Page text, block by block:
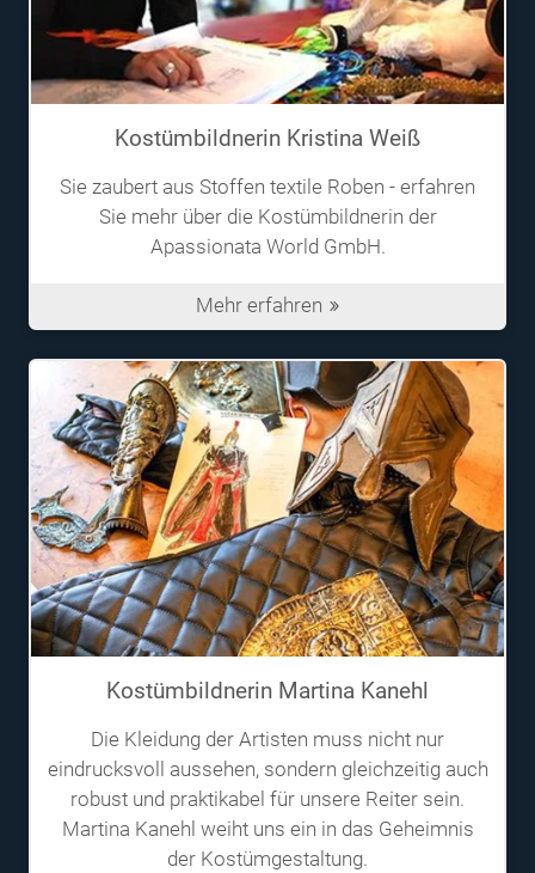
Kostümbildnerin Kristina Weiß
Sie zaubert aus Stoffen textile Roben - erfahren
Sie mehr über die Kostümbildnerin der
Apassionata World GmbH.
Mehr erfahren
Kostümbildnerin Martina Kanehl
Die Kleidung der Artisten muss nicht nur
eindrucksvoll aussehen, sondern gleichzeitig auch
robust und praktikabel für unsere Reiter sein.
Martina Kanehl weiht uns ein in das Geheimnis
der Kostümgestaltung.